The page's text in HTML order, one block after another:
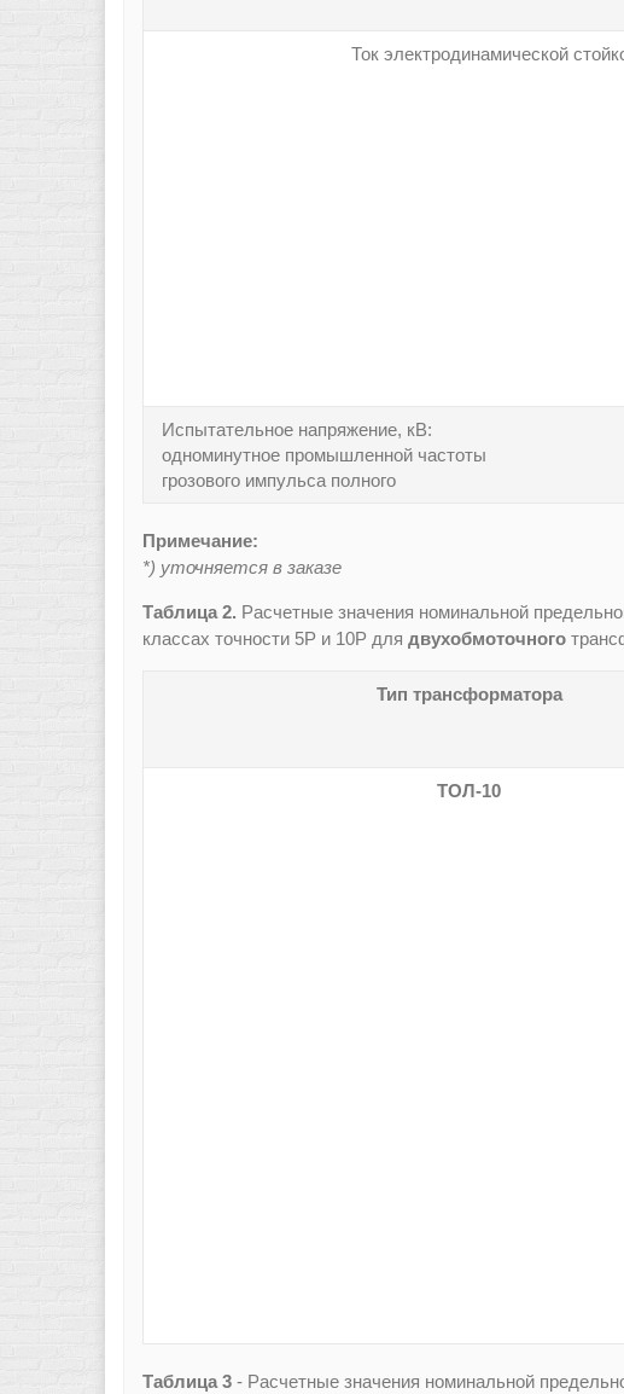
Ток электродинамической
Испытательное напряжение, кВ:
одноминутное промышленной частоты
грозового импульса полного
Примечание:
*) уточняется в заказе
Таблица 2. Расчетные значения номинальной
классах точности 5Р и 10Р для двухобмоточного
Тип трансформатора
ТОЛ-10
Таблица 3 - Расчетные значения номинальной